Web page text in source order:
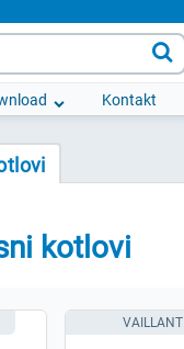
Kontakt

kotlovi
VAILLANT